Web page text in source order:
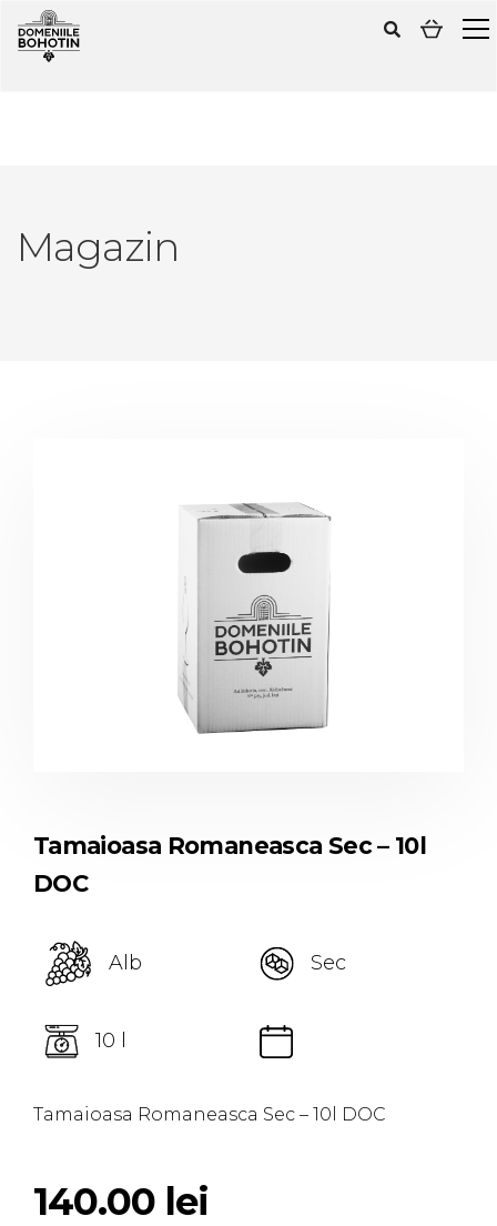
Magazin
Tamaioasa Romaneasca Sec – 10l
DOC
Alb Sec
10 l
Tamaioasa Romaneasca Sec – 10l DOC
140.00 lei